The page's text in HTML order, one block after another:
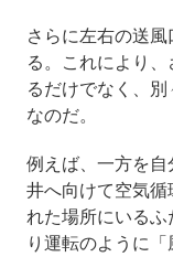
さらに左右の送
る。これにより
るだけでなく、
なのだ。
例えば、一方を
井へ向けて空気
れた場所にいる
り運転のように